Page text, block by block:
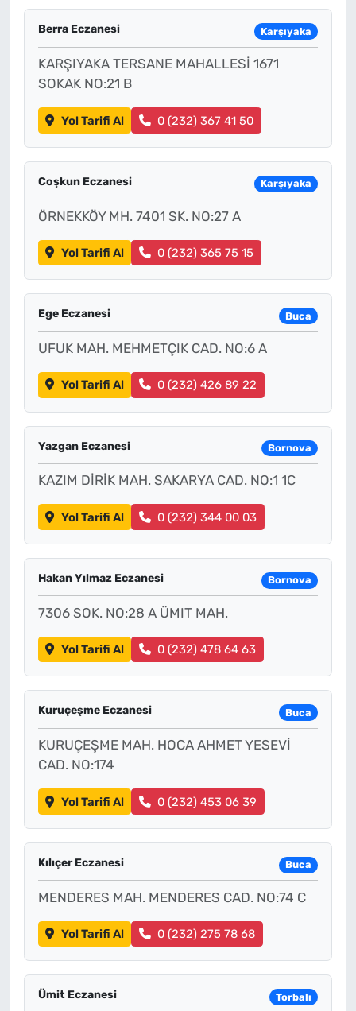
Berra Eczanesi Karşıyaka
KARŞIYAKA TERSANE MAHALLESİ 1671
SOKAK NO:21 B
Yol Tarifi Al 0 (232) 367 41 50
Coşkun Eczanesi Karşıyaka
ÖRNEKKÖY MH. 7401 SK. NO:27 A
Yol Tarifi Al 0 (232) 365 75 15
Ege Eczanesi Buca
UFUK MAH. MEHMETÇIK CAD. NO:6 A
Yol Tarifi Al 0 (232) 426 89 22
Yazgan Eczanesi Bornova
KAZIM DİRİK MAH. SAKARYA CAD. NO:1 1C
Yol Tarifi Al 0 (232) 344 00 03
Hakan Yılmaz Eczanesi Bornova
7306 SOK. NO:28 A ÜMIT MAH.
Yol Tarifi Al 0 (232) 478 64 63
Kuruçeşme Eczanesi Buca
KURUÇEŞME MAH. HOCA AHMET YESEVİ
CAD. NO:174
Yol Tarifi Al 0 (232) 453 06 39
Kılıçer Eczanesi Buca
MENDERES MAH. MENDERES CAD. NO:74 C
Yol Tarifi Al 0 (232) 275 78 68
Ümit Eczanesi Torbalı